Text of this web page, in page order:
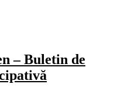
– Buletin de